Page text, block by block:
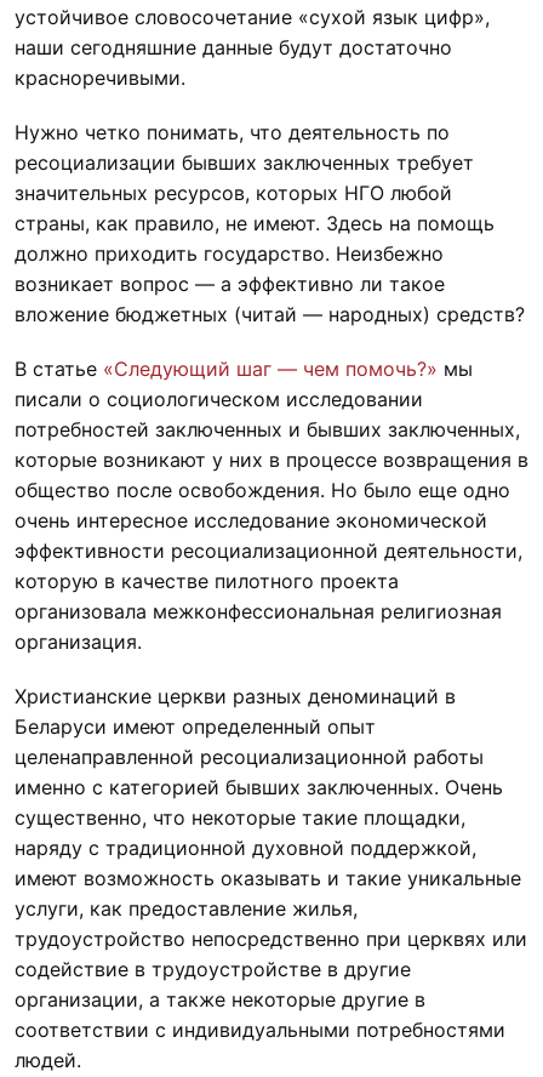
устойчивое словосочетание «сухой язык цифр»,
наши сегодняшние данные будут достаточно
красноречивыми.
Нужно четко понимать, что деятельность по
ресоциализации бывших заключенных требует
значительных ресурсов, которых НГО любой
страны, как правило, не имеют. Здесь на помощь
должно приходить государство. Неизбежно
возникает вопрос — а эффективно ли такое
вложение бюджетных (читай — народных) средств?
В статье «Следующий шаг — чем помочь?» мы
писали о социологическом исследовании
потребностей заключенных и бывших заключенных,
которые возникают у них в процессе возвращения в
общество после освобождения. Но было еще одно
очень интересное исследование экономической
эффективности ресоциализационной деятельности,
которую в качестве пилотного проекта
организовала межконфессиональная религиозная
организация.
Христианские церкви разных деноминаций в
Беларуси имеют определенный опыт
целенаправленной ресоциализационной работы
именно с категорией бывших заключенных. Очень
существенно, что некоторые такие площадки,
наряду с традиционной духовной поддержкой,
имеют возможность оказывать и такие уникальные
услуги, как предоставление жилья,
трудоустройство непосредственно при церквях или
содействие в трудоустройстве в другие
организации, а также некоторые другие в
соответствии с индивидуальными потребностями
людей.